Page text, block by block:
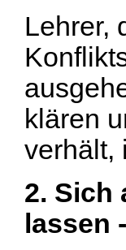
Lehrer,
klären
verhält,
2. Sich
lassen